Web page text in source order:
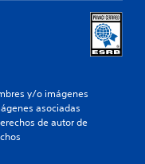
y/o imágenes
asociadas
de autor de